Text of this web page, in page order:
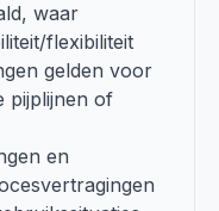
waar
flexibiliteit
gelden voor
pijplijnen of
en